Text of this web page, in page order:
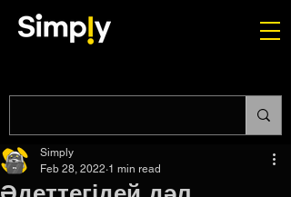
Simply
Feb 28, 2022 1 min read